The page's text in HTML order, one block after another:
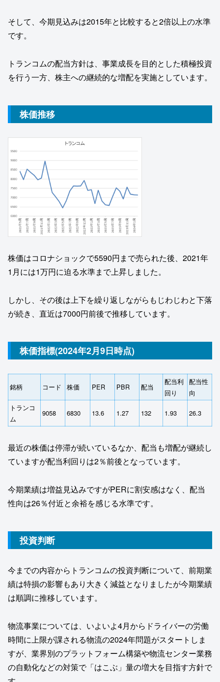
そして、今期見込みは2015年と比較すると2倍以上の水準
です。
トランコムの配当方針は、事業成長を目的とした積極投資
を行う一方、株主への継続的な増配を実施としています。
株価推移
株価はコロナショックで5590円まで売られた後、2021年
1月には1万円に迫る水準まで上昇しました。
しかし、その後は上下を繰り返しながらもじわじわと下落
が続き、直近は7000円前後で推移しています。
株価指標(2024年2月9日時点)
銘柄 コード 株価 PER PBR 配当
配当利
回り
配当性
向
トランコ
ム
9058 6830 13.6 1.27 132 1.93 26.3
最近の株価は停滞が続いているなか、配当も増配が継続し
ていますが配当利回りは2％前後となっています。
今期業績は増益見込みですがPERに割安感はなく、配当
性向は26％付近と余裕を感じる水準です。
投資判断
今までの内容からトランコムの投資判断について、前期業
績は特損の影響もあり大きく減益となりましたが今期業績
は順調に推移しています。
物流事業については、いよいよ4月からドライバーの労働
時間に上限が課される物流の2024年問題がスタートしま
すが、業界別のプラットフォーム構築や物流センター業務
の自動化などの対策で「はこぶ」量の増大を目指す方針で